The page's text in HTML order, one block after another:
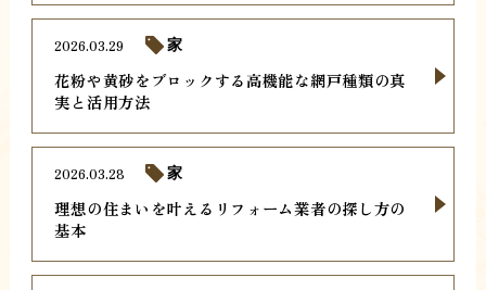
花粉や黄砂をブロックする高機能な網戸種類の真
実と活用方法
2026.03.29 家
理想の住まいを叶えるリフォーム業者の探し方の
基本
2026.03.28 家